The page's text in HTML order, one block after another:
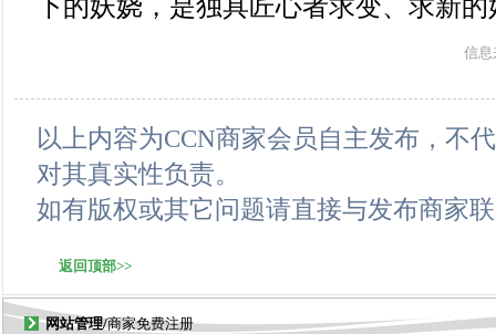
下的妖娆，是独具匠心者求变、求新的
信息
以上内容为CCN商家会员自主发布，不
对其真实性负责。
如有版权或其它问题请直接与发布商家
返回顶部>>